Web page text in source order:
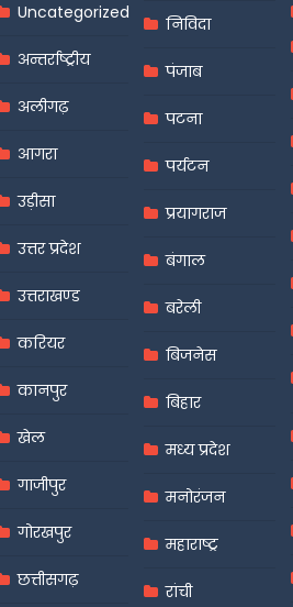
Uncategorized
अन्तर्राष्ट्रीय
अलीगढ़
आगरा
उड़ीसा
उत्तर प्रदेश
उत्तराखण्ड
करियर
कानपुर
खेल
गाजीपुर
गोरखपुर
छत्तीसगढ़
निविदा
पंजाब
पटना
पर्यटन
प्रयागराज
बंगाल
बरेली
बिजनेस
बिहार
मध्य प्रदेश
मनोरंजन
महाराष्ट्र
रांची